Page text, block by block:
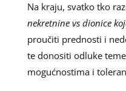
Na kraju, svatko tko
nekretnine vs dionice
proučiti prednosti i
te donositi odluke
mogućnostima i